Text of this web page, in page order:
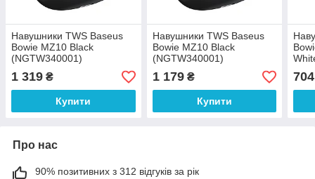
Навушники TWS Baseus
Bowie MZ10 Black
(NGTW340001)
1 319 ₴
Купити
Навушники TWS Baseus
Bowie MZ10 Black
(NGTW340001)
1 179₴
Купити
704
Про нас
90% позитивних з 312 відгуків за рік